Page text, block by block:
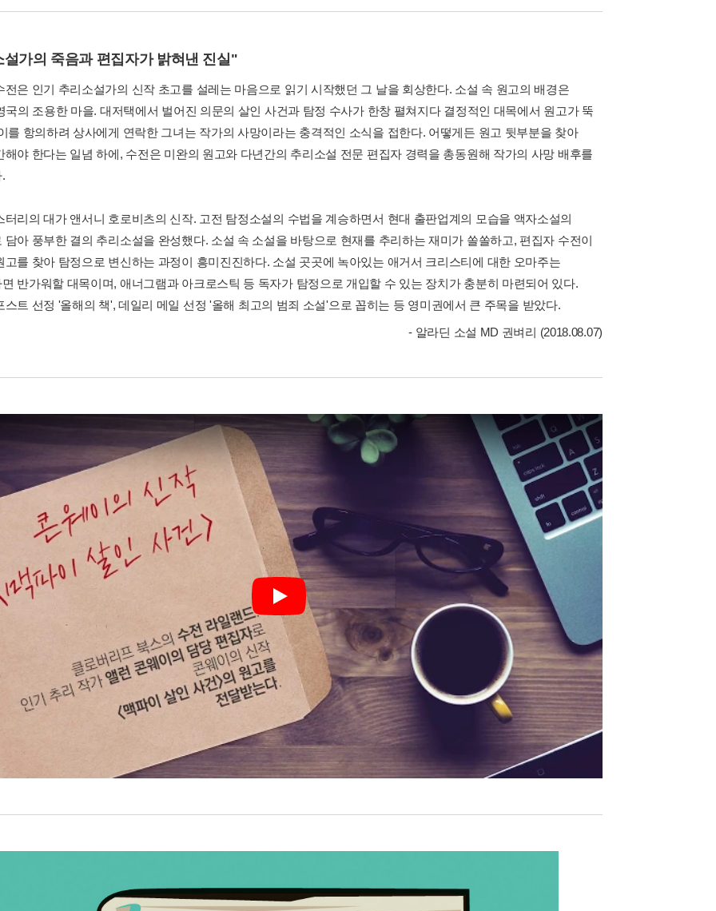
가의 죽음과 편집자가 밝혀낸 진실"
전은 인기 추리소설가의 신작 초고를 설레는 마음으로 읽기 시작했던 그 날을 회상한다. 소설 속 원고의 배경은
국의 조용한 마을. 대저택에서 벌어진 의문의 살인 사건과 탐정 수사가 한창 펼쳐지다 결정적인 대목에서 원고가 뚝
를 항의하려 상사에게 연락한 그녀는 작가의 사망이라는 충격적인 소식을 접한다. 어떻게든 원고 뒷부분을 찾아
해야 한다는 일념 하에, 수전은 미완의 원고와 다년간의 추리소설 전문 편집자 경력을 총동원해 작가의 사망 배후를
터리의 대가 앤서니 호로비츠의 신작. 고전 탐정소설의 수법을 계승하면서 현대 출판업계의 모습을 액자소설의
담아 풍부한 결의 추리소설을 완성했다. 소설 속 소설을 바탕으로 현재를 추리하는 재미가 쏠쏠하고, 편집자 수전이
고를 찾아 탐정으로 변신하는 과정이 흥미진진하다. 소설 곳곳에 녹아있는 애거서 크리스티에 대한 오마주는
반가워할 대목이며, 애너그램과 아크로스틱 등 독자가 탐정으로 개입할 수 있는 장치가 충분히 마련되어 있다.
스트 선정 '올해의 책', 데일리 메일 선정 '올해 최고의 범죄 소설'으로 꼽히는 등 영미권에서 큰 주목을 받았다.
- 알라딘 소설 MD 권벼리 (2018.08.07)
Play